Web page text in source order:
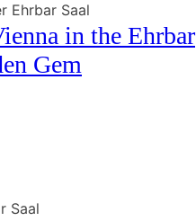
Ehrbar Saal
in the Ehrbar
Gem
Saal